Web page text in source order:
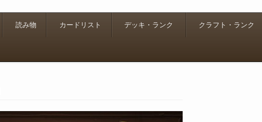
読み物 カードリスト デッキ・ランク クラフト・ランク